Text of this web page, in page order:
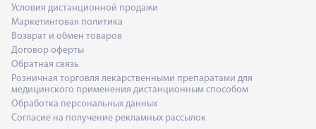
Условия дистанционной продажи
Маркетинговая политика
Возврат и обмен товаров
Договор оферты
Обратная связь
Розничная торговля лекарственными препаратами для
медицинского применения дистанционным способом
Обработка персональных данных
Согласие на получение рекламных рассылок